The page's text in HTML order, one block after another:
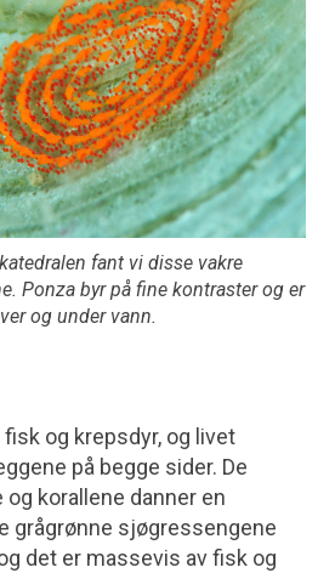
fant vi disse vakre
Ponza byr på fine kontraster og er
og under vann.
og krepsdyr, og livet
på begge sider. De
korallene danner en
grågrønne sjøgressengene
det er massevis av fisk og